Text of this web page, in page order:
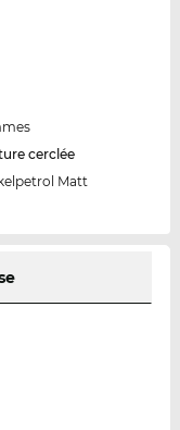
cerclée
Matt